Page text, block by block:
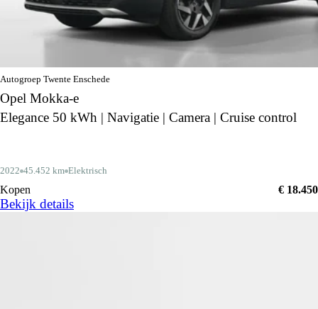
Autogroep Twente Enschede
Opel Mokka-e
Elegance 50 kWh | Navigatie | Camera | Cruise control
2022 45.452 km Elektrisch
Kopen € 18.450
Bekijk details